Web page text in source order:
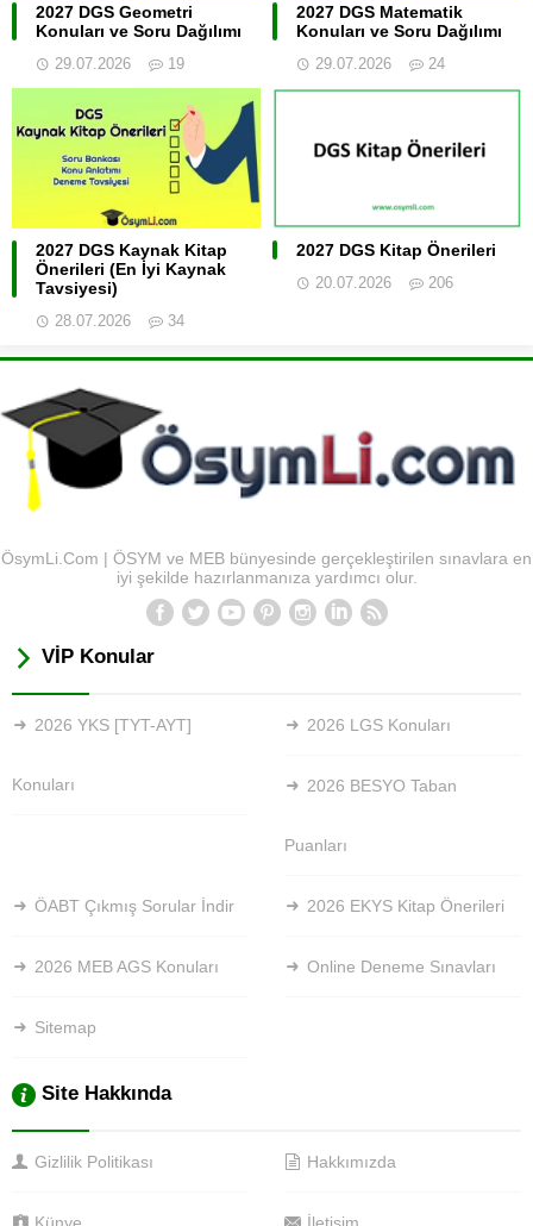
2027 DGS Geometri
Konuları ve Soru Dağılımı
29.07.2026 19
2027 DGS Matematik
Konuları ve Soru Dağılımı
29.07.2026 24
2027 DGS Kaynak Kitap
Önerileri (En İyi Kaynak
Tavsiyesi)
28.07.2026 34
2027 DGS Kitap Önerileri
20.07.2026 206
ÖsymLi.Com | ÖSYM ve MEB bünyesinde gerçekleştirilen sınavlara en
iyi şekilde hazırlanmanıza yardımcı olur.
VİP Konular
2026 YKS [TYT-AYT]
Konuları
2026 LGS Konuları
2026 BESYO Taban
Puanları
ÖABT Çıkmış Sorular İndir 2026 EKYS Kitap Önerileri
2026 MEB AGS Konuları Online Deneme Sınavları
Sitemap
Site Hakkında
Gizlilik Politikası Hakkımızda